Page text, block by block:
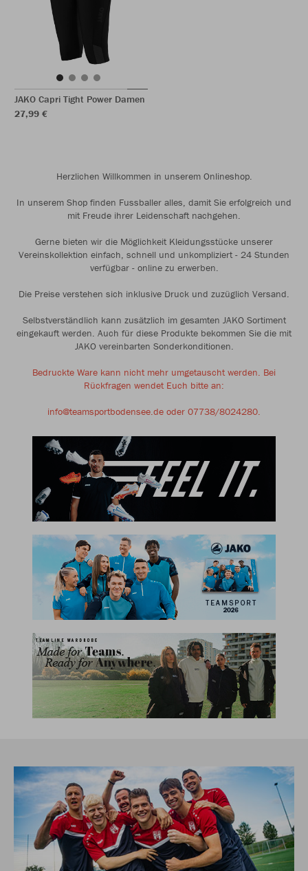
JAKO Capri Tight Power Damen
27,99 €
Herzlichen Willkommen in unserem Onlineshop.
In unserem Shop finden Fussballer alles, damit Sie erfolgreich und
mit Freude ihrer Leidenschaft nachgehen.
Gerne bieten wir die Möglichkeit Kleidungsstücke unserer
Vereinskollektion einfach, schnell und unkompliziert - 24 Stunden
verfügbar - online zu erwerben.
Die Preise verstehen sich inklusive Druck und zuzüglich Versand.
Selbstverständlich kann zusätzlich im gesamten JAKO Sortiment
eingekauft werden. Auch für diese Produkte bekommen Sie die mit
JAKO vereinbarten Sonderkonditionen.
Bedruckte Ware kann nicht mehr umgetauscht werden. Bei
Rückfragen wendet Euch bitte an:
info@teamsportbodensee.de oder 07738/8024280.